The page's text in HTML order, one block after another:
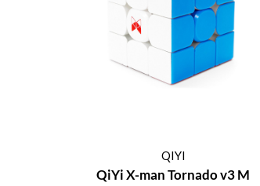
QIYI
QiYi X-man Tornado v3 M